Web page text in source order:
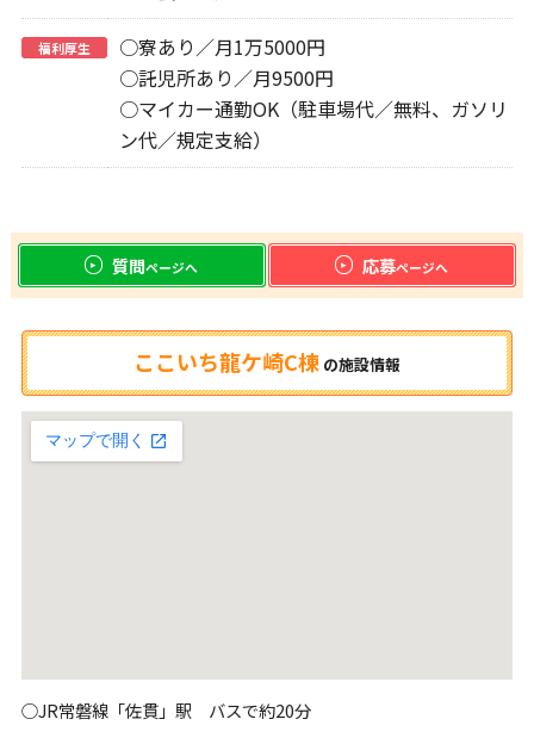
福利厚生
○寮あり／月1万5000円
○託児所あり／月9500円
○マイカー通勤OK（駐車場代／無料、ガソリ
ン代／規定支給）
質問ページへ 応募ページへ
ここいち龍ケ崎C棟 の施設情報
○JR常磐線「佐貫」駅 バスで約20分